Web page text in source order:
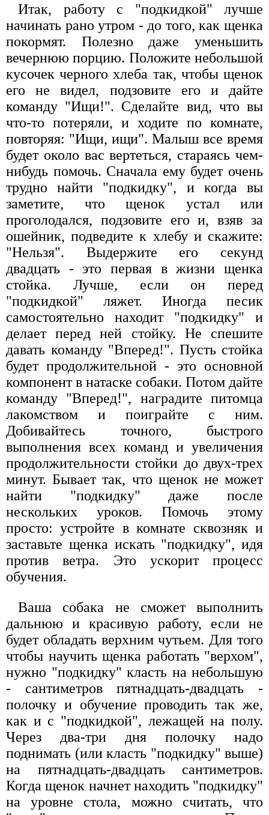
Итак, работу с "подкидкой" лучше
начинать рано утром - до того, как щенка
покормят. Полезно даже уменьшить
вечернюю порцию. Положите небольшой
кусочек черного хлеба так, чтобы щенок
его не видел, подзовите его и дайте
команду "Ищи!". Сделайте вид, что вы
что-то потеряли, и ходите по комнате,
повторяя: "Ищи, ищи". Малыш все время
будет около вас вертеться, стараясь чем-
нибудь помочь. Сначала ему будет очень
трудно найти "подкидку", и когда вы
заметите, что щенок устал или
проголодался, подзовите его и, взяв за
ошейник, подведите к хлебу и скажите:
"Нельзя". Выдержите его секунд
двадцать - это первая в жизни щенка
стойка. Лучше, если он перед
"подкидкой" ляжет. Иногда песик
самостоятельно находит "подкидку" и
делает перед ней стойку. Не спешите
давать команду "Вперед!". Пусть стойка
будет продолжительной - это основной
компонент в натаске собаки. Потом дайте
команду "Вперед!", наградите питомца
лакомством и поиграйте с ним.
Добивайтесь точного, быстрого
выполнения всех команд и увеличения
продолжительности стойки до двух-трех
минут. Бывает так, что щенок не может
найти "подкидку" даже после
нескольких уроков. Помочь этому
просто: устройте в комнате сквозняк и
заставьте щенка искать "подкидку", идя
против ветра. Это ускорит процесс
обучения.
Ваша собака не сможет выполнить
дальнюю и красивую работу, если не
будет обладать верхним чутьем. Для того
чтобы научить щенка работать "верхом",
нужно "подкидку" класть на небольшую
- сантиметров пятнадцать-двадцать -
полочку и обучение проводить так же,
как и с "подкидкой", лежащей на полу.
Через два-три дня полочку надо
поднимать (или класть "подкидку" выше)
на пятнадцать-двадцать сантиметров.
Когда щенок начнет находить "подкидку"
на уровне стола, можно считать, что